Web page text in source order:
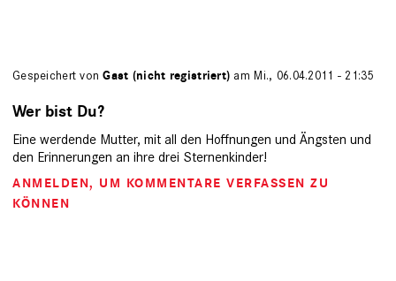
Gespeichert vonGast (nicht registriert) am Mi., 06.04.2011 - 21:35
Wer bist Du?
Eine werdende Mutter, mit all den Hoffnungen und Ängsten und
den Erinnerungen an ihre drei Sternenkinder!
ANMELDEN, UM KOMMENTARE VERFASSEN ZU
KÖNNEN